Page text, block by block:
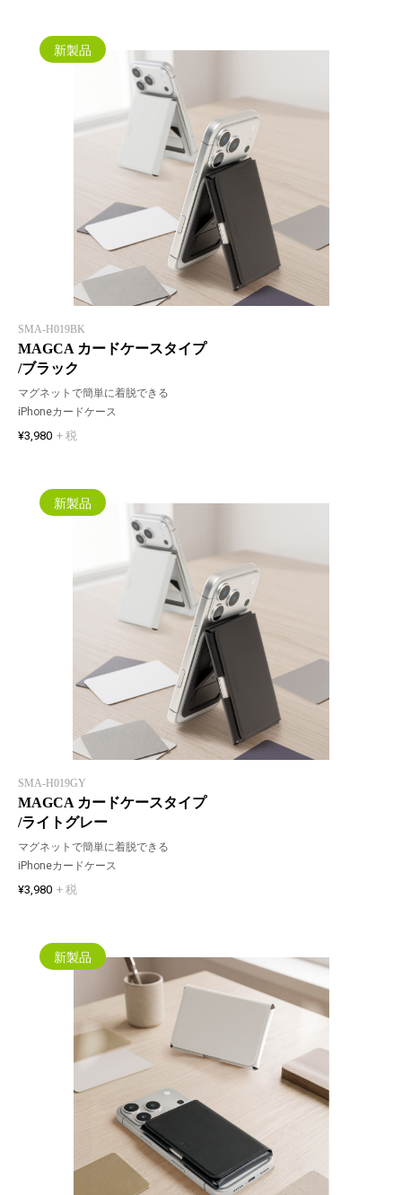
新製品
SMA-H019BK
MAGCA カードケースタイプ
/ブラック
マグネットで簡単に着脱できる
iPhoneカードケース
¥3,980 + 税
新製品
SMA-H019GY
MAGCA カードケースタイプ
/ライトグレー
マグネットで簡単に着脱できる
iPhoneカードケース
¥3,980 + 税
新製品